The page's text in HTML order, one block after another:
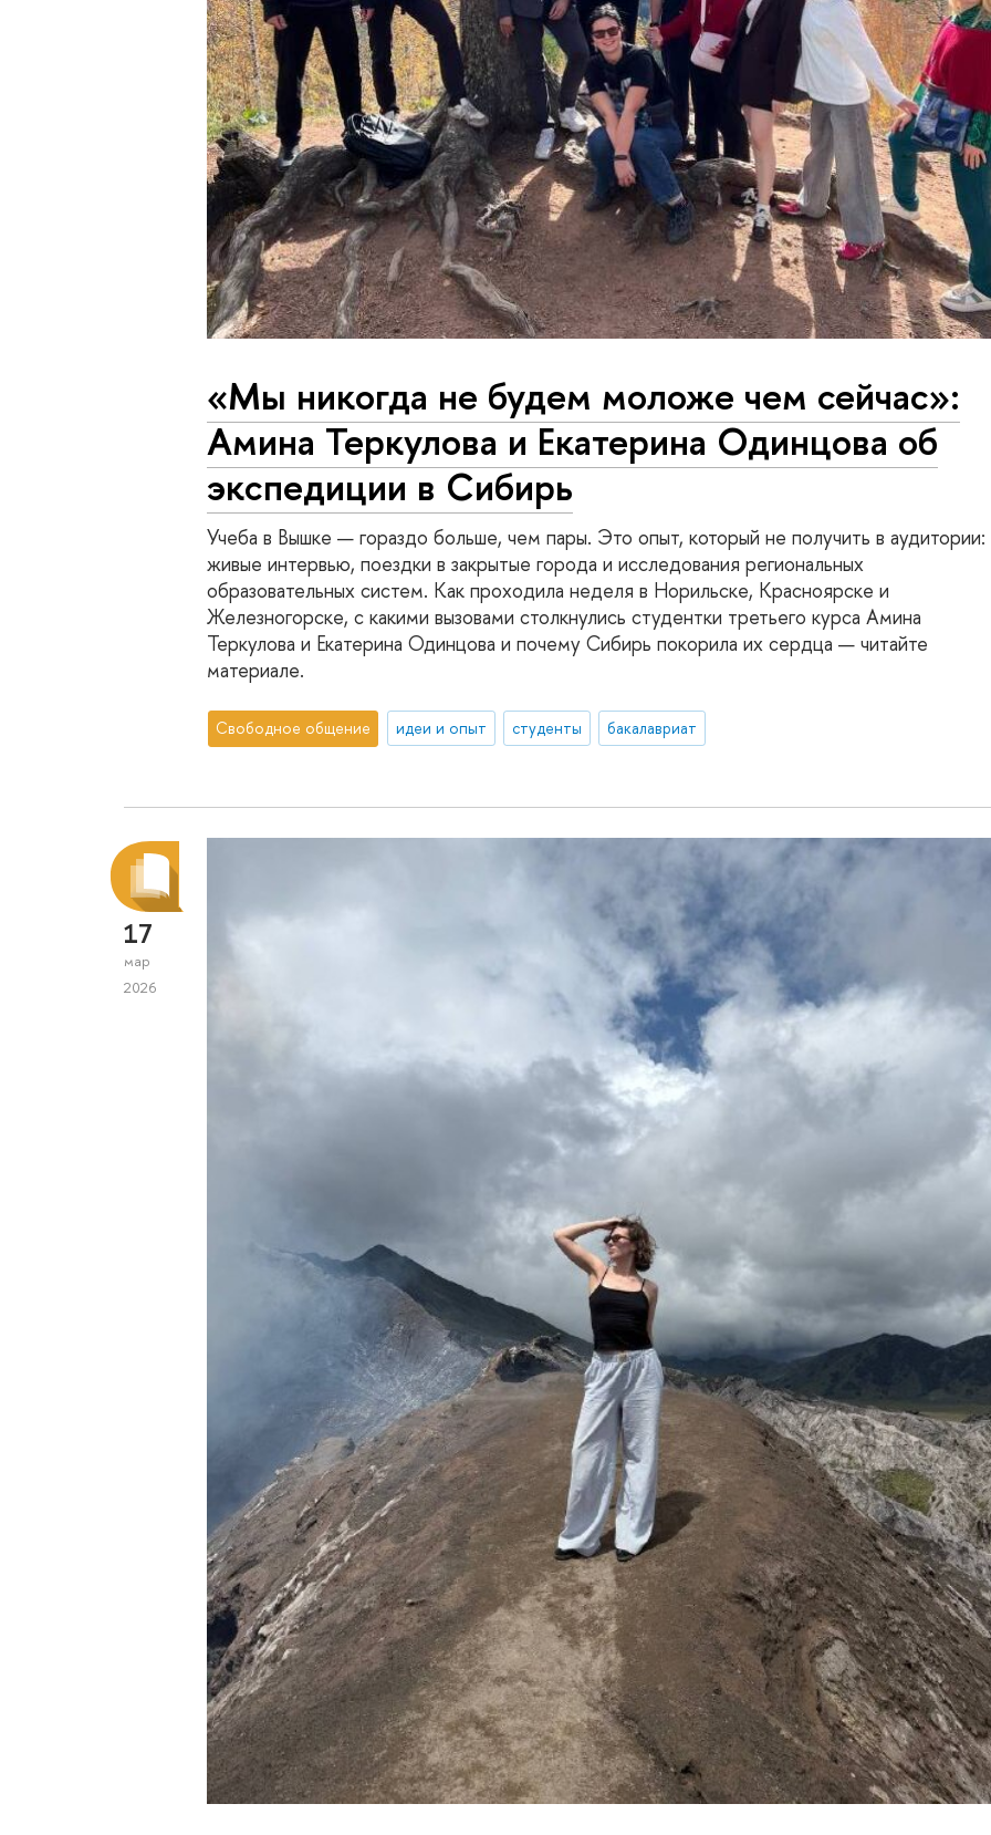
«Мы никогда не будем моложе чем сейчас»:
Амина Теркулова и Екатерина Одинцова об
экспедиции в Сибирь
Учеба в Вышке — гораздо больше, чем пары. Это опыт, который не получить в аудитории:
живые интервью, поездки в закрытые города и исследования региональных
образовательных систем. Как проходила неделя в Норильске, Красноярске и
Железногорске, с какими вызовами столкнулись студентки третьего курса Амина
Теркулова и Екатерина Одинцова и почему Сибирь покорила их сердца — читайте
материале.
Свободное общение идеи и опыт студенты бакалавриат
17
мар
2026